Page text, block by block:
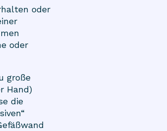
oder
oder
große
Hand)
die